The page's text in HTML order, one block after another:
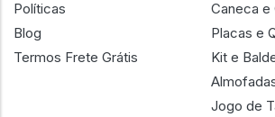
Políticas
Blog
Termos Frete Grátis
Caneca e
Placas e
Kit e
Jogo de